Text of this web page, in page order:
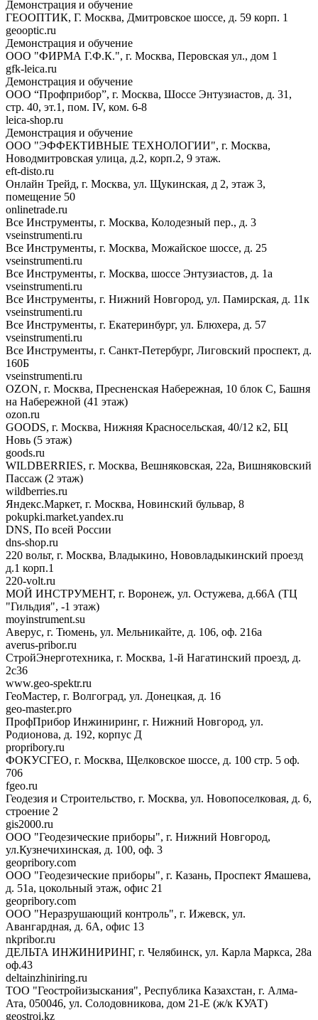
Демонстрация и обучение
ГЕООПТИК, Г. Москва, Дмитровское шоссе, д. 59 корп. 1
geooptic.ru
Демонстрация и обучение
ООО "ФИРМА Г.Ф.К.", г. Москва, Перовская ул., дом 1
gfk-leica.ru
Демонстрация и обучение
ООО “Профприбор”, г. Москва, Шоссе Энтузиастов, д. 31,
стр. 40, эт.1, пом. IV, ком. 6-8
leica-shop.ru
Демонстрация и обучение
ООО "ЭФФЕКТИВНЫЕ ТЕХНОЛОГИИ", г. Москва,
Новодмитровская улица, д.2, корп.2, 9 этаж.
eft-disto.ru
Онлайн Трейд, г. Москва, ул. Щукинская, д 2, этаж 3,
помещение 50
onlinetrade.ru
Все Инструменты, г. Москва, Колодезный пер., д. 3
vseinstrumenti.ru
Все Инструменты, г. Москва, Можайское шоссе, д. 25
vseinstrumenti.ru
Все Инструменты, г. Москва, шоссе Энтузиастов, д. 1а
vseinstrumenti.ru
Все Инструменты, г. Нижний Новгород, ул. Памирская, д. 11к
vseinstrumenti.ru
Все Инструменты, г. Екатеринбург, ул. Блюхера, д. 57
vseinstrumenti.ru
Все Инструменты, г. Санкт-Петербург, Лиговский проспект, д.
160Б
vseinstrumenti.ru
OZON, г. Москва, Пресненская Набережная, 10 блок С, Башня
на Набережной (41 этаж)
ozon.ru
GOODS, г. Москва, Нижняя Красносельская, 40/12 к2, БЦ
Новь (5 этаж)
goods.ru
WILDBERRIES, г. Москва, Вешняковская, 22а, Вишняковский
Пассаж (2 этаж)
wildberries.ru
Яндекс.Маркет, г. Москва, Новинский бульвар, 8
pokupki.market.yandex.ru
DNS, По всей России
dns-shop.ru
220 вольт, г. Москва, Владыкино, Нововладыкинский проезд
д.1 корп.1
220-volt.ru
МОЙ ИНСТРУМЕНТ, г. Воронеж, ул. Остужева, д.66А (ТЦ
"Гильдия", -1 этаж)
moyinstrument.su
Аверус, г. Тюмень, ул. Мельникайте, д. 106, оф. 216а
averus-pribor.ru
СтройЭнерготехника, г. Москва, 1-й Нагатинский проезд, д.
2с36
www.geo-spektr.ru
ГеоМастер, г. Волгоград, ул. Донецкая, д. 16
geo-master.pro
ПрофПрибор Инжиниринг, г. Нижний Новгород, ул.
Родионова, д. 192, корпус Д
propribory.ru
ФОКУСГЕО, г. Москва, Щелковское шоссе, д. 100 стр. 5 оф.
706
fgeo.ru
Геодезия и Строительство, г. Москва, ул. Новопоселковая, д. 6,
строение 2
gis2000.ru
ООО "Геодезические приборы", г. Нижний Новгород,
ул.Кузнечихинская, д. 100, оф. 3
geopribory.com
ООО "Геодезические приборы", г. Казань, Проспект Ямашева,
д. 51а, цокольный этаж, офис 21
geopribory.com
ООО "Неразрушающий контроль", г. Ижевск, ул.
Авангардная, д. 6A, офис 13
nkpribor.ru
ДЕЛЬТА ИНЖИНИРИНГ, г. Челябинск, ул. Карла Маркса, 28а
оф.43
deltainzhiniring.ru
ТОО "Геостройизыскания", Республика Казахстан, г. Алма-
Ата, 050046, ул. Солодовникова, дом 21-Е (ж/к КУАТ)
geostroi.kz